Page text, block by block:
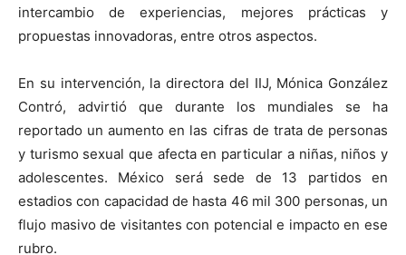
intercambio de experiencias, mejores prácticas y
propuestas innovadoras, entre otros aspectos.
En su intervención, la directora del IIJ, Mónica González
Contró, advirtió que durante los mundiales se ha
reportado un aumento en las cifras de trata de personas
y turismo sexual que afecta en particular a niñas, niños y
adolescentes. México será sede de 13 partidos en
estadios con capacidad de hasta 46 mil 300 personas, un
flujo masivo de visitantes con potencial e impacto en ese
rubro.